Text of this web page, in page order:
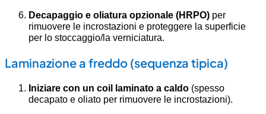
Decapaggio e oliatura opzionale (HRPO) per
rimuovere le incrostazioni e proteggere la superficie
per lo stoccaggio/la verniciatura.
Laminazione a freddo (sequenza tipica)
Iniziare con un coil laminato a caldo (spesso
decapato e oliato per rimuovere le incrostazioni).